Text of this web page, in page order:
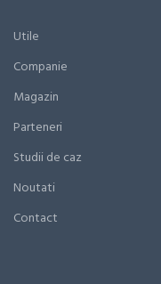
Utile
Companie
Magazin
Parteneri
Studii de caz
Noutati
Contact